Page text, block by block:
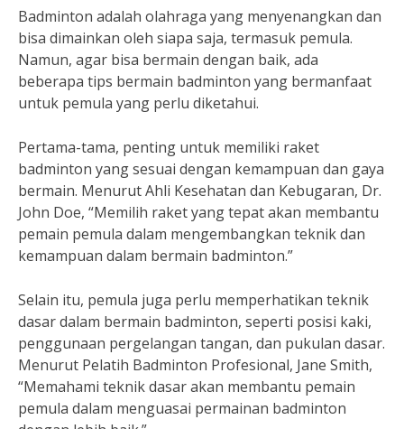
Badminton adalah olahraga yang menyenangkan dan
bisa dimainkan oleh siapa saja, termasuk pemula.
Namun, agar bisa bermain dengan baik, ada
beberapa tips bermain badminton yang bermanfaat
untuk pemula yang perlu diketahui.
Pertama-tama, penting untuk memiliki raket
badminton yang sesuai dengan kemampuan dan gaya
bermain. Menurut Ahli Kesehatan dan Kebugaran, Dr.
John Doe, “Memilih raket yang tepat akan membantu
pemain pemula dalam mengembangkan teknik dan
kemampuan dalam bermain badminton.”
Selain itu, pemula juga perlu memperhatikan teknik
dasar dalam bermain badminton, seperti posisi kaki,
penggunaan pergelangan tangan, dan pukulan dasar.
Menurut Pelatih Badminton Profesional, Jane Smith,
“Memahami teknik dasar akan membantu pemain
pemula dalam menguasai permainan badminton